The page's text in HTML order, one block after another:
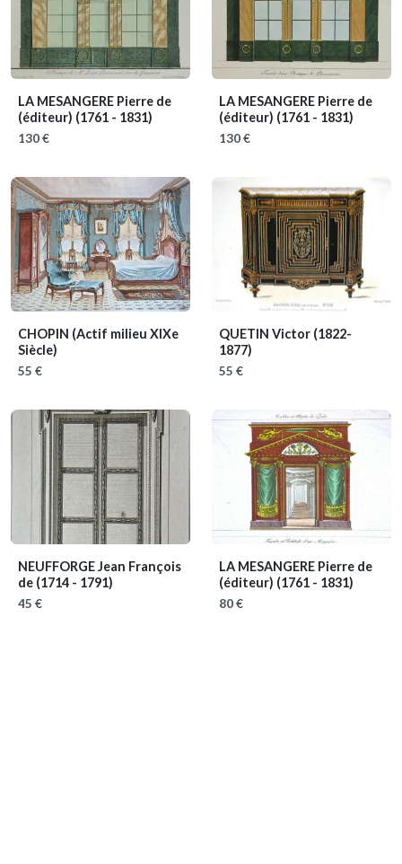
LA MESANGERE Pierre de
(éditeur) (1761 - 1831)
130 €
LA MESANGERE Pierre de
(éditeur) (1761 - 1831)
130 €
CHOPIN (Actif milieu XIXe
Siècle)
55 €
QUETIN Victor (1822-
1877)
55 €
NEUFFORGE Jean François
de (1714 - 1791)
45 €
LA MESANGERE Pierre de
(éditeur) (1761 - 1831)
80 €